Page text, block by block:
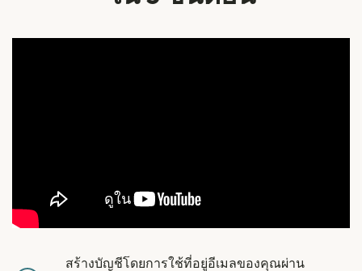
สร้างบัญชีโดยการใช้ที่อยู่อีเมลของคุณผ่าน